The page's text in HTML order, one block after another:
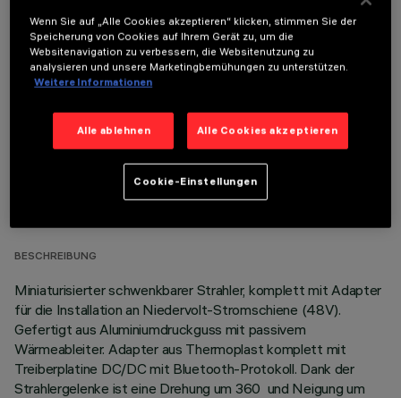
OPTIONALE KOMPONENTEN
TECHNISCHE DATEN
BESCHREIBUNG
Miniaturisierter schwenkbarer Strahler, komplett mit Adapter
für die Installation an Niedervolt-Stromschiene (48V).
Gefertigt aus Aluminiumdruckguss mit passivem
Wärmeableiter. Adapter aus Thermoplast komplett mit
Treiberplatine DC/DC mit Bluetooth-Protokoll. Dank der
Strahlergelenke ist eine Drehung um 360 und Neigung um
Wenn Sie auf „Alle Cookies akzeptieren“ klicken, stimmen Sie der
Speicherung von Cookies auf Ihrem Gerät zu, um die
Websitenavigation zu verbessern, die Websitenutzung zu
analysieren und unsere Marketingbemühungen zu unterstützen.
Weitere Informationen
Alle ablehnen Alle Cookies akzeptieren
Cookie-Einstellungen